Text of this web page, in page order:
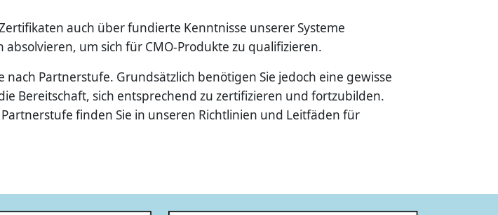
auch über fundierte Kenntnisse unserer Systeme
um sich für CMO-Produkte zu qualifizieren.
Partnerstufe. Grundsätzlich benötigen Sie jedoch eine gewisse
Bereitschaft, sich entsprechend zu zertifizieren und fortzubilden.
finden Sie in unseren Richtlinien und Leitfäden für